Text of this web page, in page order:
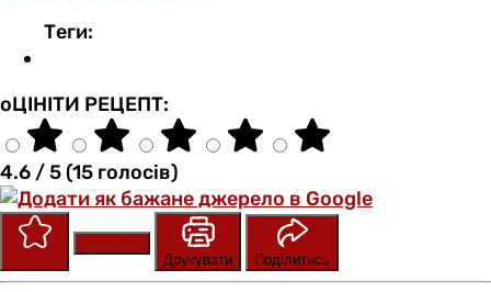
Теги:
оЦІНІТИ РЕЦЕПТ:
4.6 / 5 (15 голосів)
Друкувати
Поділитись